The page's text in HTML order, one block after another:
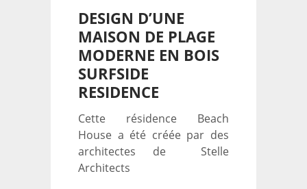
DESIGN D’UNE
MAISON DE PLAGE
MODERNE EN BOIS
SURFSIDE
RESIDENCE
Cette résidence Beach
House a été créée par des
architectes de Stelle
Architects